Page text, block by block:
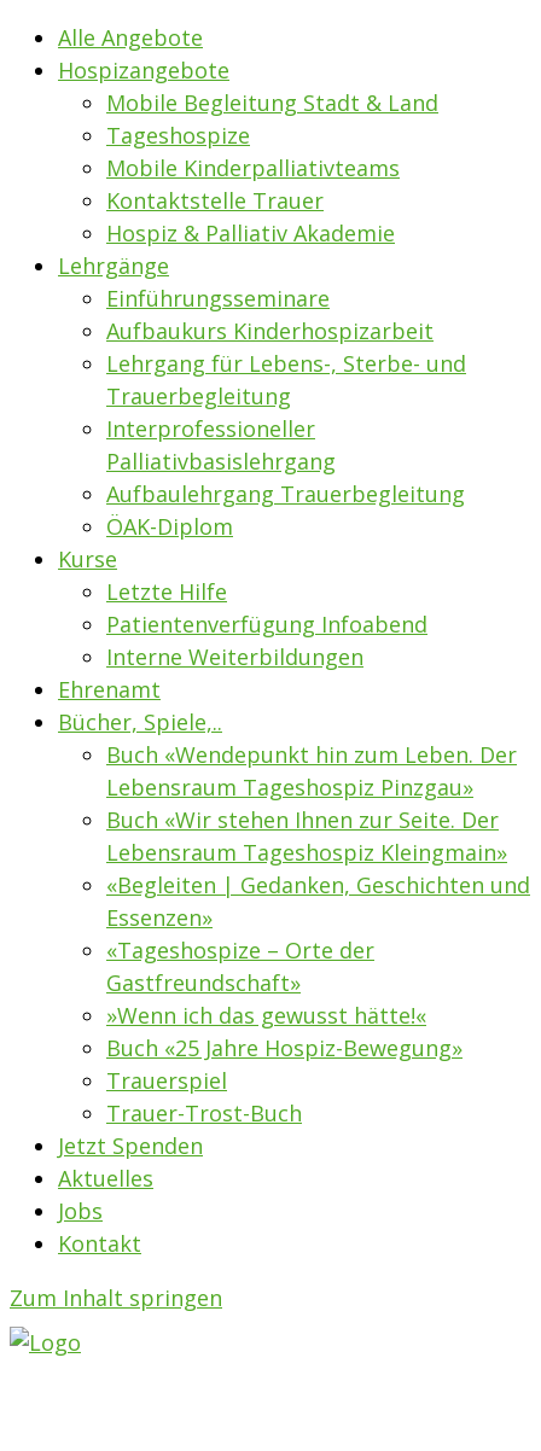
Alle Angebote
Hospizangebote
Mobile Begleitung Stadt & Land
Tageshospize
Mobile Kinderpalliativteams
Kontaktstelle Trauer
Hospiz & Palliativ Akademie
Lehrgänge
Einführungsseminare
Aufbaukurs Kinderhospizarbeit
Lehrgang für Lebens-, Sterbe- und
Trauerbegleitung
Interprofessioneller
Palliativbasislehrgang
Aufbaulehrgang Trauerbegleitung
ÖAK-Diplom
Kurse
Letzte Hilfe
Patientenverfügung Infoabend
Interne Weiterbildungen
Ehrenamt
Bücher, Spiele,..
Buch «Wendepunkt hin zum Leben. Der
Lebensraum Tageshospiz Pinzgau»
Buch «Wir stehen Ihnen zur Seite. Der
Lebensraum Tageshospiz Kleingmain»
«Begleiten | Gedanken, Geschichten und
Essenzen»
«Tageshospize – Orte der
Gastfreundschaft»
»Wenn ich das gewusst hätte!«
Buch «25 Jahre Hospiz-Bewegung»
Trauerspiel
Trauer-Trost-Buch
Jetzt Spenden
Aktuelles
Jobs
Kontakt
Zum Inhalt springen